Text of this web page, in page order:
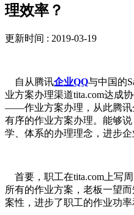
理效率？
更新时间 : 2019-03-19
自从腾讯企业QQ与中国的
业方案办理渠道tita.com达成
——作业方案办理，从此腾讯
有序的作业方案办理。能够
学、体系的办理理念，进步企
首要，职工在tita.com上写
所有的作业方案，老板一望
案性，进步了职工的作业功率